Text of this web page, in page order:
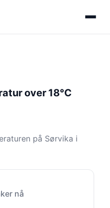
over 18°C
på Sørvika i
nå